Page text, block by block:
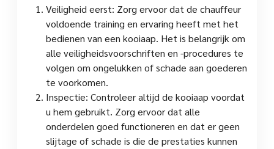
Veiligheid eerst: Zorg ervoor dat de chauffeur
voldoende training en ervaring heeft met het
bedienen van een kooiaap. Het is belangrijk om
alle veiligheidsvoorschriften en -procedures te
volgen om ongelukken of schade aan goederen
te voorkomen.
Inspectie: Controleer altijd de kooiaap voordat
u hem gebruikt. Zorg ervoor dat alle
onderdelen goed functioneren en dat er geen
slijtage of schade is die de prestaties kunnen